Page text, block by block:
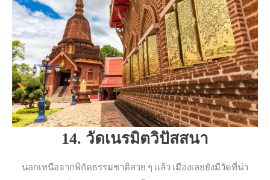
14. วัดเนรมิตวิปัสสนา
นอกเหนือจากพิกัดธรรมชาติสวย ๆ แล้ว เมืองเลยยังมีวัดที่น่า